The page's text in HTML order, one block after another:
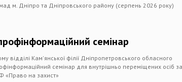
м. Дніпро та Дніпровського району (серпень 2026 року)
семінар
відділі Кам'янської філії Дніпропетровського обласного
семінар для внутрішньо переміщених осіб за
«Право на захист»